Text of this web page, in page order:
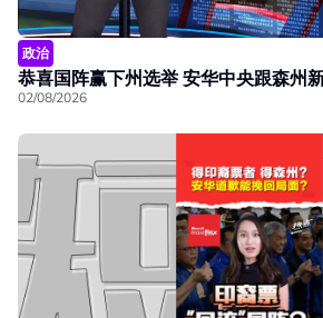
政治
恭喜国阵赢下州选举 安华中央跟森州
02/08/2026